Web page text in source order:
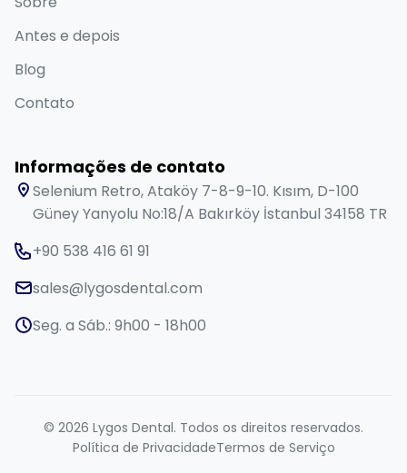
Antes e depois
Blog
Contato
Informações de contato
Selenium Retro, Ataköy 7-8-9-10. Kısım, D-100
Güney Yanyolu No:18/A Bakırköy İstanbul 34158 TR
+90 538 416 61 91
sales@lygosdental.com
Seg. a Sáb.: 9h00 - 18h00
© 2026 Lygos Dental. Todos os direitos reservados.
Política de PrivacidadeTermos de Serviço